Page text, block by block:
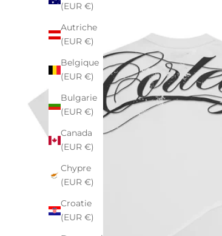
(EUR €)
Autriche
(EUR €)
Belgique
(EUR €)
Bulgarie
(EUR €)
Canada
(EUR €)
Chypre
(EUR €)
Croatie
(EUR €)